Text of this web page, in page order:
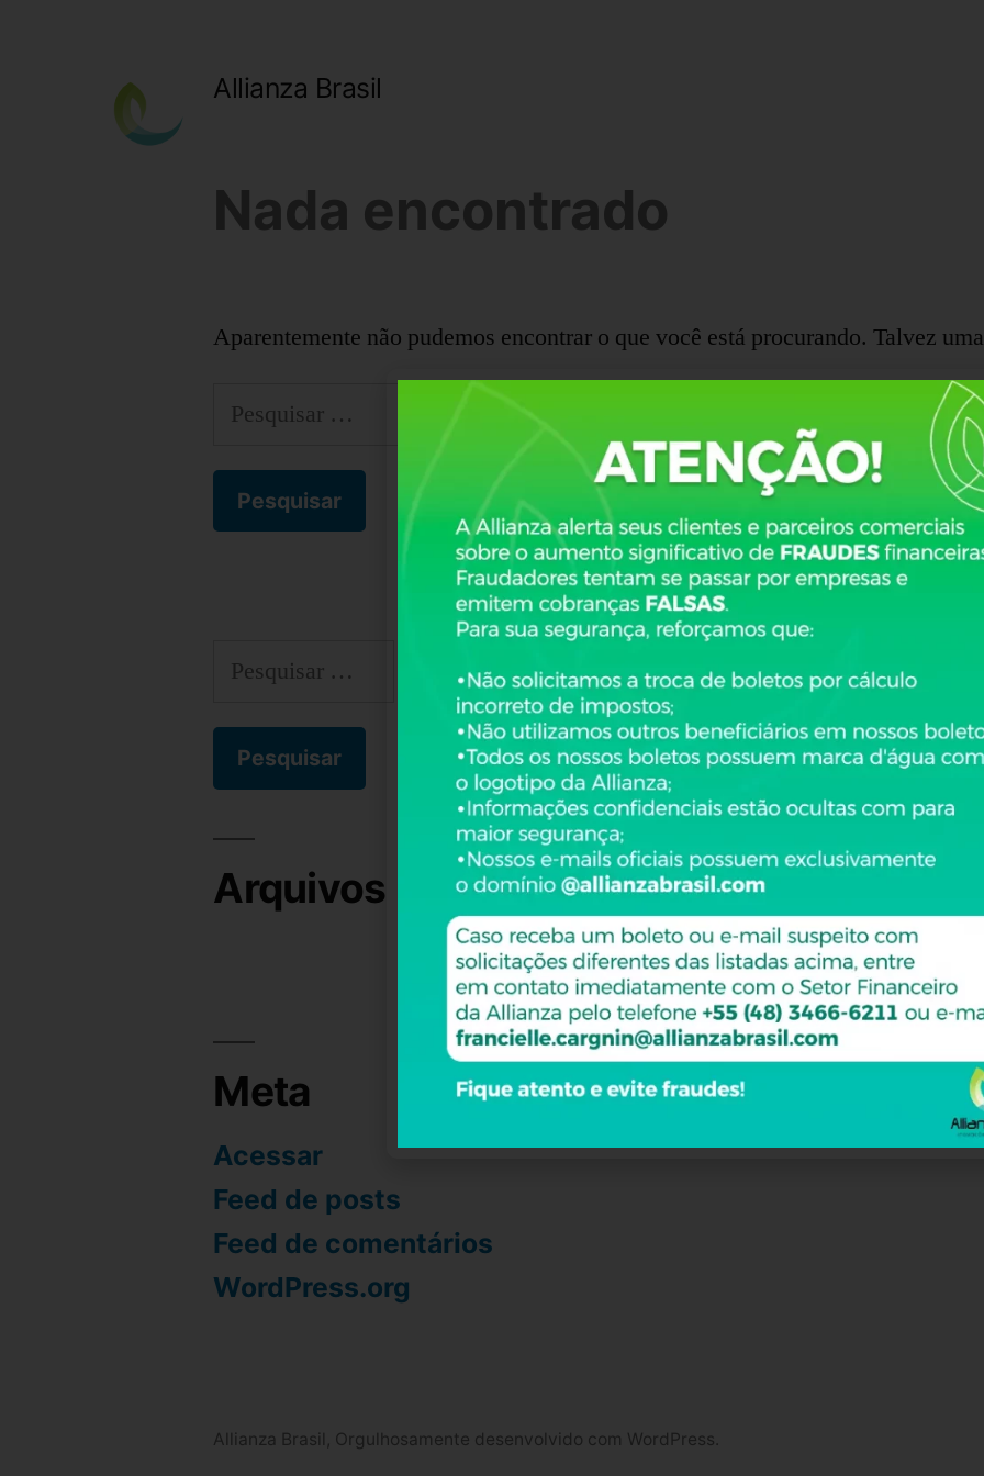
Allianza Brasil
Nada encontrado
Aparentemente não pudemos encontrar o que você está procurando. Talvez
Arquivos Categorias
Nenhuma
Meta
Acessar
Feed de posts
Feed de comentários
WordPress.org
Allianza Brasil Orgulhosamente desenvolvido com WordPress.